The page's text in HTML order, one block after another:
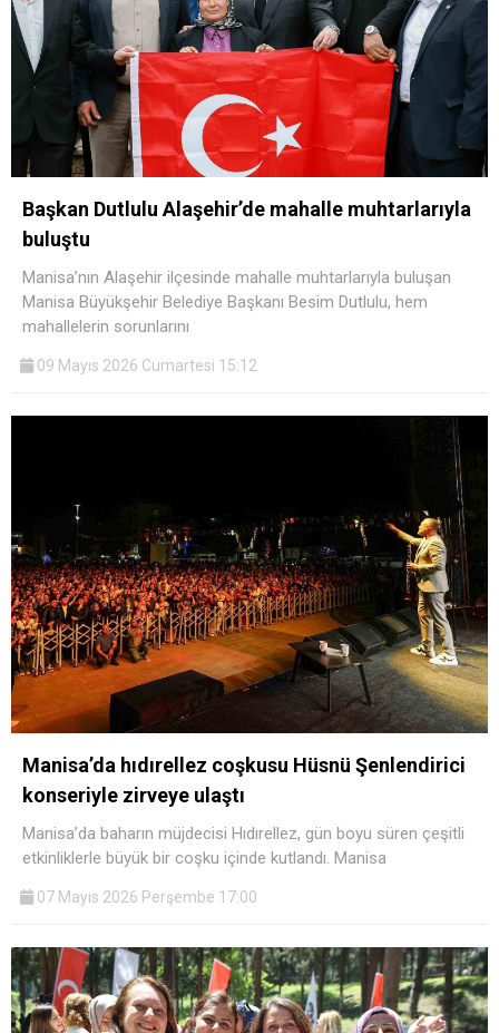
Başkan Dutlulu Alaşehir’de mahalle muhtarlarıyla
buluştu
Manisa’nın Alaşehir ilçesinde mahalle muhtarlarıyla buluşan
Manisa Büyükşehir Belediye Başkanı Besim Dutlulu, hem
mahallelerin sorunlarını
09 Mayıs 2026 Cumartesi 15:12
Manisa’da hıdırellez coşkusu Hüsnü Şenlendirici
konseriyle zirveye ulaştı
Manisa’da baharın müjdecisi Hıdırellez, gün boyu süren çeşitli
etkinliklerle büyük bir coşku içinde kutlandı. Manisa
07 Mayıs 2026 Perşembe 17:00